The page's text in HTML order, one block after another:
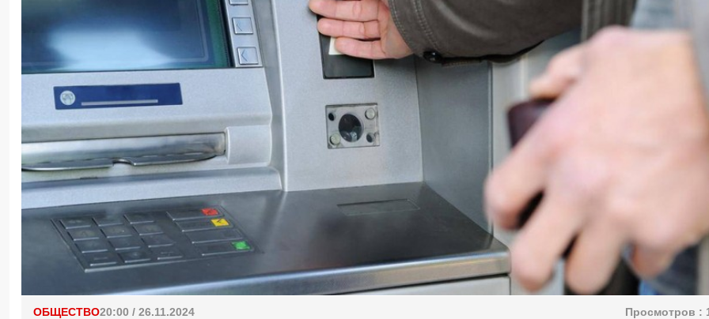
ОБЩЕСТВО20:00 / 26.11.2024 Просмотров :